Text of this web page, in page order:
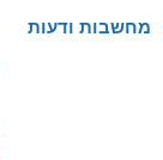
מחשבות ודעות